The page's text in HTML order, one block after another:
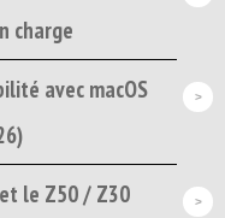
charge
avec macOS
le Z50 / Z30